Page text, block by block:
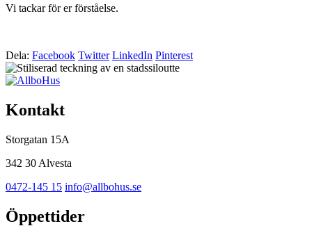
Vi tackar för er förståelse.
Dela: Facebook Twitter LinkedIn Pinterest
Kontakt
Storgatan 15A
342 30 Alvesta
0472-145 15 info@allbohus.se
Öppettider